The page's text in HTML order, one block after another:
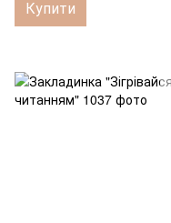
Купити